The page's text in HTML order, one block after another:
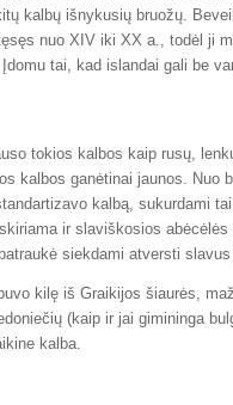
kalbų išnykusių bruožų.
nuo XIV iki XX a., todėl ji
tai, kad islandai gali be
tokios kalbos kaip rusų,
kalbos ganėtinai jaunos. Nuo
kalbą, sukurdami
ir slaviškosios
siekdami atversti
kilę iš Graikijos šiaurės,
(kaip ir jai gimininga
kalba.